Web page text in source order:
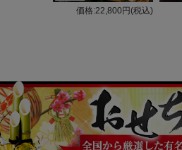
価格:22,800円(税込)